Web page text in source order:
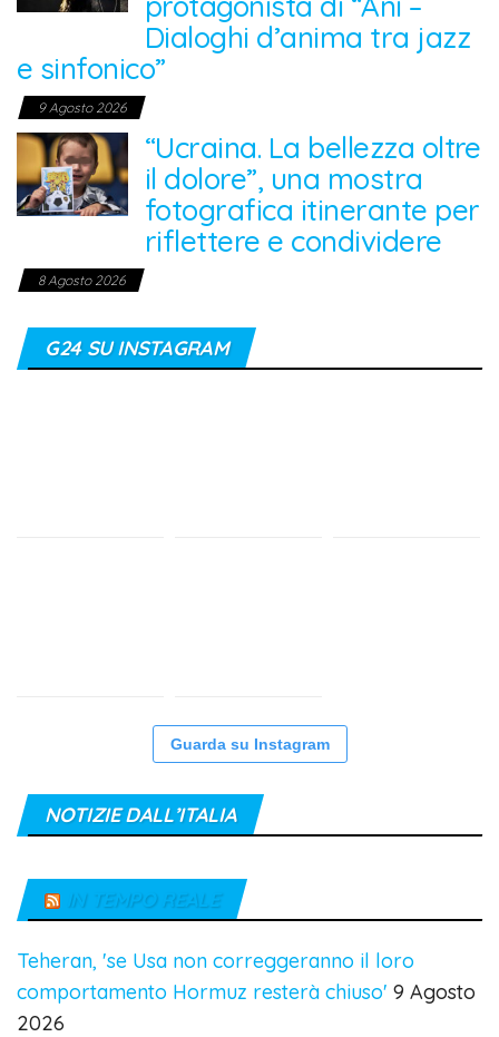
Dialoghi d’anima tra jazz
e sinfonico”
9 Agosto 2026
“Ucraina. La bellezza oltre
il dolore”, una mostra
fotografica itinerante per
riflettere e condividere
8 Agosto 2026
G24 SU INSTAGRAM
Guarda su Instagram
NOTIZIE DALL’ITALIA
IN TEMPO REALE
Teheran, 'se Usa non correggeranno il loro
comportamento Hormuz resterà chiuso' 9 Agosto
2026